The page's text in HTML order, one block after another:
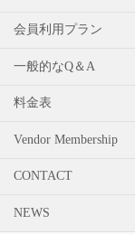
会員利用プラン
一般的なQ＆A
料金表
Vendor Membership
CONTACT
NEWS